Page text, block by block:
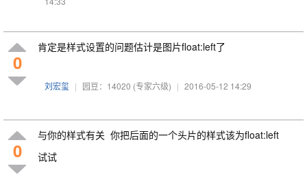
0
肯定是样式设置的问题估计是图片float:left了
刘宏玺 | 园豆：14020 (专家六级) | 2016-05-12 14:29
0
与你的样式有关 你把后面的一个头片的样式该为float:left
试试